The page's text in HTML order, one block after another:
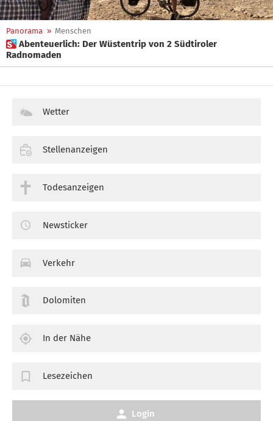
Panorama » Menschen
 Abenteuerlich: Der Wüstentrip von 2 Südtiroler
Radnomaden
Wetter
Stellenanzeigen
Todesanzeigen
Newsticker
Verkehr
Dolomiten
In der Nähe
Lesezeichen
Login